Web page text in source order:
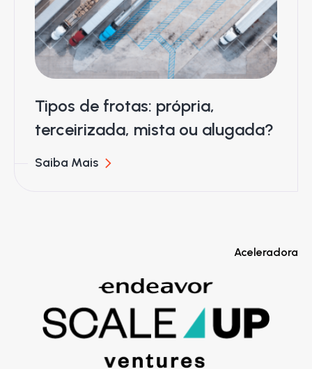
Tipos de frotas: própria,
terceirizada, mista ou alugada?
Saiba Mais
Aceleradora